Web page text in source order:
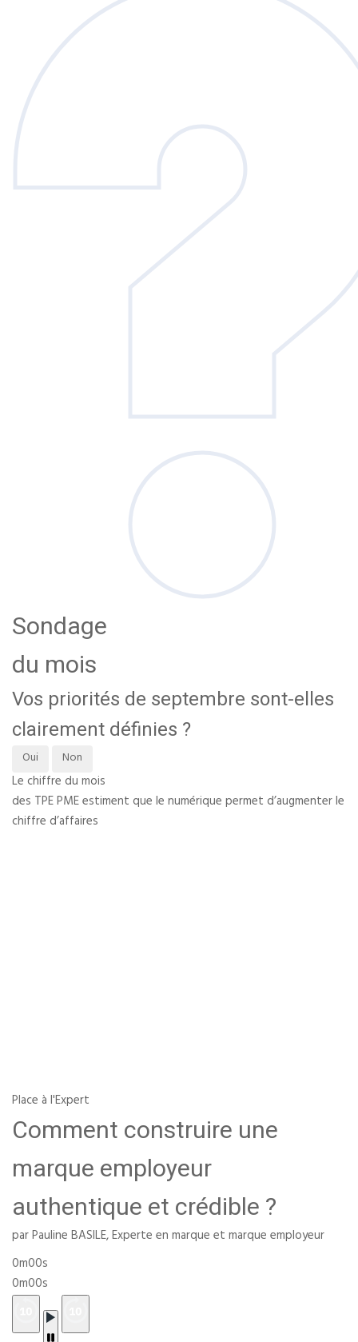
Sondage
du mois
Vos priorités de septembre sont-elles
clairement définies ?
Oui Non
Le chiffre du mois
des TPE PME estiment que le numérique permet d’augmenter le
chiffre d’affaires
Place à l'Expert
Comment construire une
marque employeur
authentique et crédible ?
par Pauline BASILE, Experte en marque et marque employeur
0m00s
0m00s